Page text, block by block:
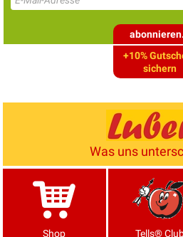
+10%
sichern
Was uns
Shop Tells®